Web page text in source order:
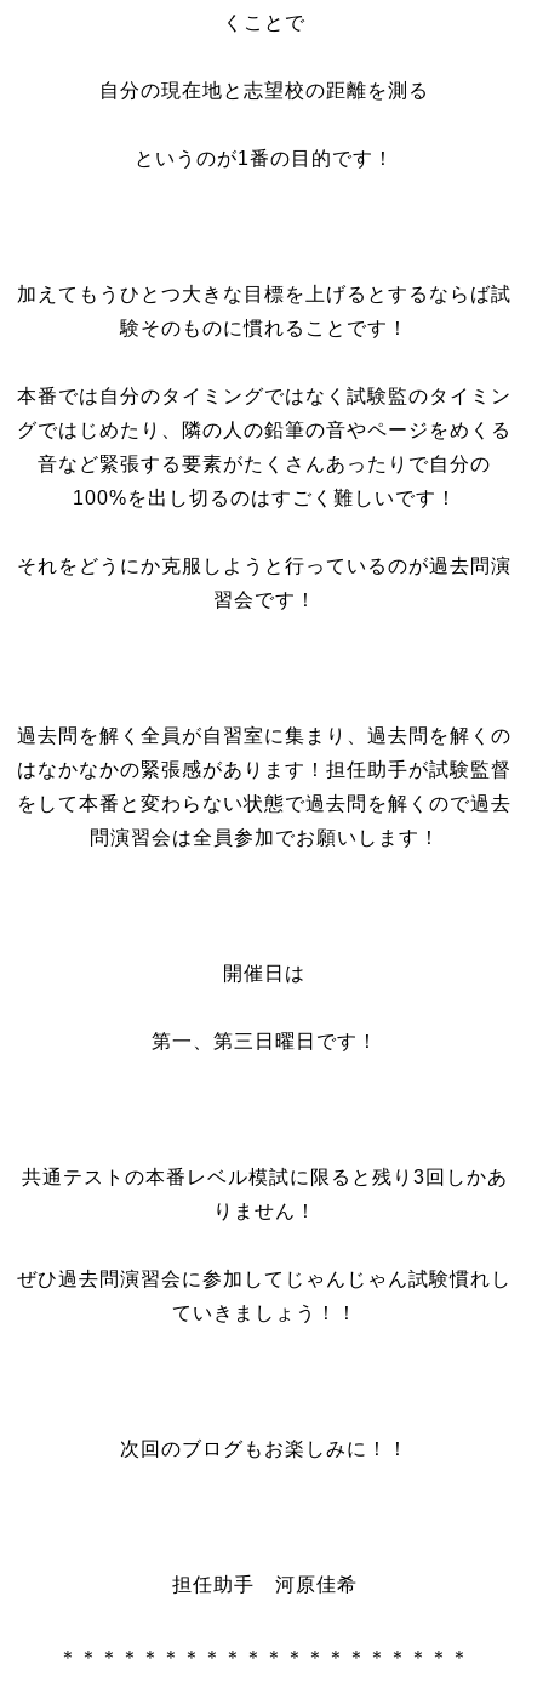
くことで
自分の現在地と志望校の距離を測る
というのが1番の目的です！
加えてもうひとつ大きな目標を上げるとするならば試
験そのものに慣れることです！
本番では自分のタイミングではなく試験監のタイミン
グではじめたり、隣の人の鉛筆の音やページをめくる
音など緊張する要素がたくさんあったりで自分の
100%を出し切るのはすごく難しいです！
それをどうにか克服しようと行っているのが過去問演
習会です！
過去問を解く全員が自習室に集まり、過去問を解くの
はなかなかの緊張感があります！担任助手が試験監督
をして本番と変わらない状態で過去問を解くので過去
問演習会は全員参加でお願いします！
開催日は
第一、第三日曜日です！
共通テストの本番レベル模試に限ると残り3回しかあ
りません！
ぜひ過去問演習会に参加してじゃんじゃん試験慣れし
ていきましょう！！
次回のブログもお楽しみに！！
担任助手 河原佳希
＊＊＊＊＊＊＊＊＊＊＊＊＊＊＊＊＊＊＊＊